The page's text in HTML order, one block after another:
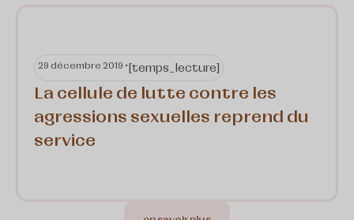
29 décembre 2019 •[temps_lecture]
La cellule de lutte contre les
agressions sexuelles reprend du
service